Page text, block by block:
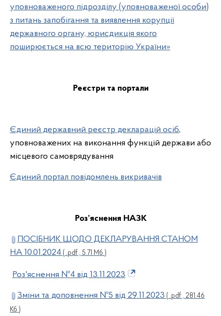
уповноваженого підрозділу (уповноваженої особи)
з питань запобігання та виявлення корупції
державного органу, юрисдикція якого
поширюється на всю територію України»
Реєстри та портали
Єдиний державний реєстр декларацій осіб,
уповноважених на виконання функцій держави або
місцевого самоврядування
Єдиний портал повідомлень викривачів
Роз’яснення НАЗК
ПОСІБНИК ЩОДО ДЕКЛАРУВАННЯ СТАНОМ
НА 10.01.2024 ( .pdf , 5.71 Мб )
Роз'яснення №4 від 13.11.2023
Зміни та доповнення №5 від 29.11.2023 ( .pdf , 281.46
Кб )